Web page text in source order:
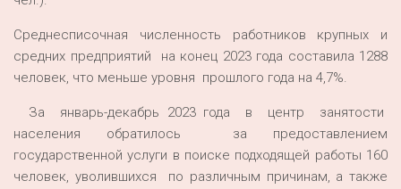
Среднесписочная численность работников крупных и
средних предприятий на конец 2023 года составила 1288
человек, что меньше уровня прошлого года на 4,7%.
За январь-декабрь 2023 года в центр занятости
населения обратилось за предоставлением
государственной услуги в поиске подходящей работы 160
человек, уволившихся по различным причинам, а также